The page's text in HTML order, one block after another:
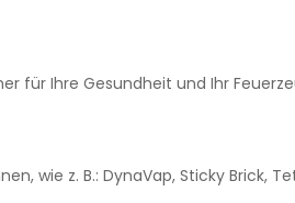
für Ihre Gesundheit und Ihr
wie z. B.: DynaVap, Sticky Brick,